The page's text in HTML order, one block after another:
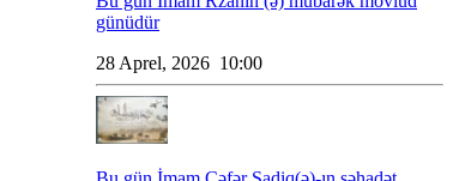
günüdür
28 Aprel, 2026 10:00